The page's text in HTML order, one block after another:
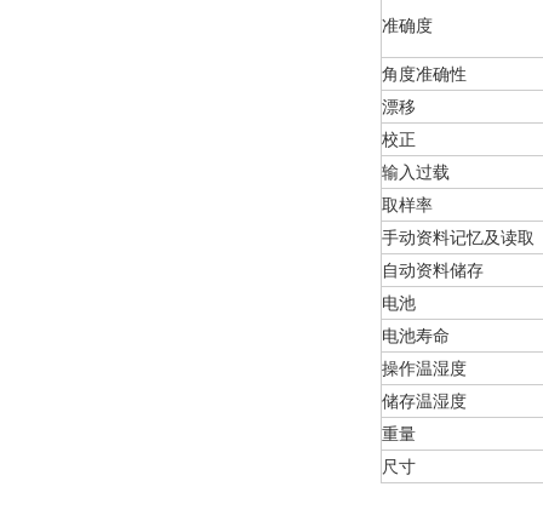
准确度
角度准确性
漂移
校正
输入过载
取样率
手动资料记忆及读取
自动资料储存
电池
电池寿命
操作温湿度
储存温湿度
重量
尺寸